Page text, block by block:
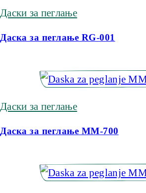
Даски за пеглање
Даска за пеглање RG-001
Даски за пеглање
Даска за пеглање MM-700